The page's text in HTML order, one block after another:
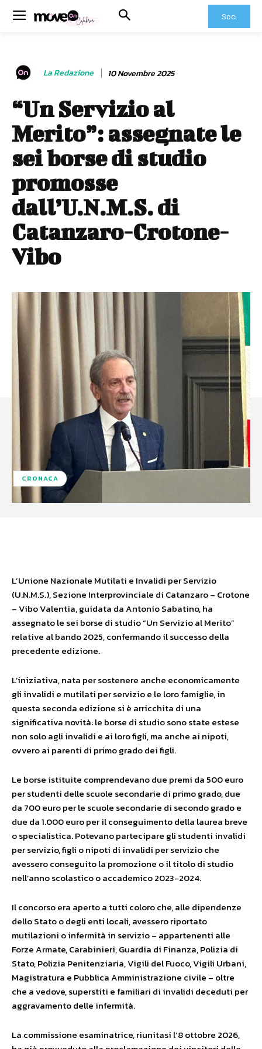
Soci
La Redazione 10 Novembre 2025
“Un Servizio al
Merito”: assegnate le
sei borse di studio
promosse
dall’U.N.M.S. di
Catanzaro-Crotone-
Vibo
CRONACA
L’Unione Nazionale Mutilati e Invalidi per Servizio
(U.N.M.S.), Sezione Interprovinciale di Catanzaro – Crotone
– Vibo Valentia, guidata da Antonio Sabatino, ha
assegnato le sei borse di studio “Un Servizio al Merito”
relative al bando 2025, confermando il successo della
precedente edizione.
L’iniziativa, nata per sostenere anche economicamente
gli invalidi e mutilati per servizio e le loro famiglie, in
questa seconda edizione si è arricchita di una
significativa novità: le borse di studio sono state estese
non solo agli invalidi e ai loro figli, ma anche ai nipoti,
ovvero ai parenti di primo grado dei figli.
Le borse istituite comprendevano due premi da 500 euro
per studenti delle scuole secondarie di primo grado, due
da 700 euro per le scuole secondarie di secondo grado e
due da 1.000 euro per il conseguimento della laurea breve
o specialistica. Potevano partecipare gli studenti invalidi
per servizio, figli o nipoti di invalidi per servizio che
avessero conseguito la promozione o il titolo di studio
nell’anno scolastico o accademico 2023-2024.
Il concorso era aperto a tutti coloro che, alle dipendenze
dello Stato o degli enti locali, avessero riportato
mutilazioni o infermità in servizio – appartenenti alle
Forze Armate, Carabinieri, Guardia di Finanza, Polizia di
Stato, Polizia Penitenziaria, Vigili del Fuoco, Vigili Urbani,
Magistratura e Pubblica Amministrazione civile – oltre
che a vedove, superstiti e familiari di invalidi deceduti per
aggravamento delle infermità.
La commissione esaminatrice, riunitasi l’8 ottobre 2026,